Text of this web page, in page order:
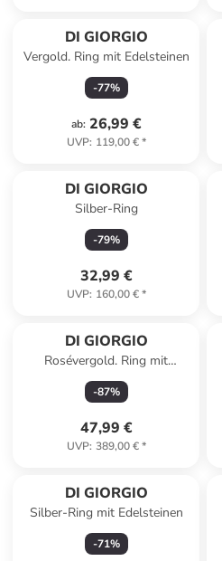
DI GIORGIO
Vergold. Ring mit Edelsteinen
-77%
ab: 26,99 €
UVP: 119,00 €*
DI GIORGIO
Silber-Ring
-79%
32,99 €
UVP: 160,00 €*
DI GIORGIO
Rosévergold. Ring mit
Edelsteinen
-87%
47,99 €
UVP: 389,00 €*
DI GIORGIO
Silber-Ring mit Edelsteinen
-71%